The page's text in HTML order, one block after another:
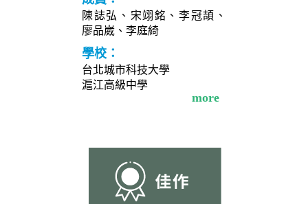
陳誌弘、宋翊銘、李冠頡、
廖品崴、李庭綺
學校：
台北城市科技大學
滬江高級中學
more